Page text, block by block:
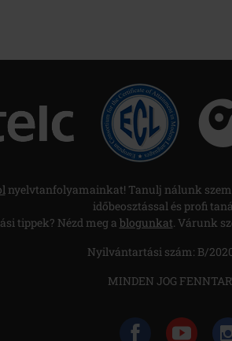
nyelvtanfolyamainkat! Tanulj nálunk
időbeosztással és profi
tippek? Nézd meg a blogunkat . Várunk
Nyilvántartási szám: B/
MINDEN JOG